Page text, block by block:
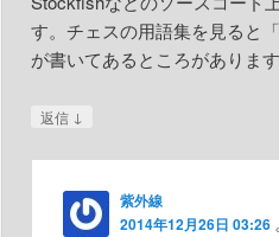
す。チェスの用語集を見ると
が書いてあるところがありま
返信 ↓
紫外線
2014年12月26日 03:26